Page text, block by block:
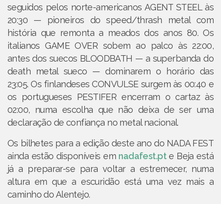
seguidos pelos norte-americanos AGENT STEEL às
20:30 — pioneiros do speed/thrash metal com
história que remonta a meados dos anos 80. Os
italianos GAME OVER sobem ao palco às 22:00,
antes dos suecos BLOODBATH — a superbanda do
death metal sueco — dominarem o horário das
23:05. Os finlandeses CONVULSE surgem às 00:40 e
os portugueses PESTIFER encerram o cartaz às
02:00, numa escolha que não deixa de ser uma
declaração de confiança no metal nacional.
Os bilhetes para a edição deste ano do NADA FEST
ainda estão disponíveis em nadafest.pte Beja está
já a preparar-se para voltar a estremecer, numa
altura em que a escuridão está uma vez mais a
caminho do Alentejo.